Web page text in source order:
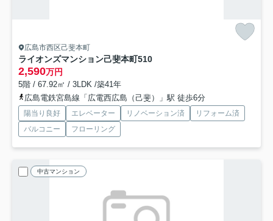
広島市西区己斐本町
ライオンズマンション己斐本町510
2,590万円
5階 / 67.92㎡ / 3LDK /築41年
広島電鉄宮島線「広電西広島（己斐）」駅 徒歩6分
陽当り良好 エレベーター リノベーション済
リフォーム済
バルコニー
フローリング
中古マンション